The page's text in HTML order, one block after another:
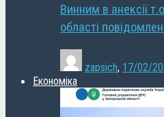
Винним в анексії
області
zapsich, 17/02/
Економіка